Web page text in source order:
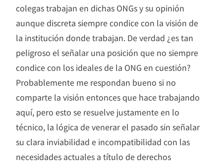
colegas trabajan en dichas ONGs y su opinión
aunque discreta siempre condice con la visión de
la institución donde trabajan. De verdad ¿es tan
peligroso el señalar una posición que no siempre
condice con los ideales de la ONG en cuestión?
Probablemente me respondan bueno si no
comparte la visión entonces que hace trabajando
aquí, pero esto se resuelve justamente en lo
técnico, la lógica de venerar el pasado sin señalar
su clara inviabilidad e incompatibilidad con las
necesidades actuales a título de derechos